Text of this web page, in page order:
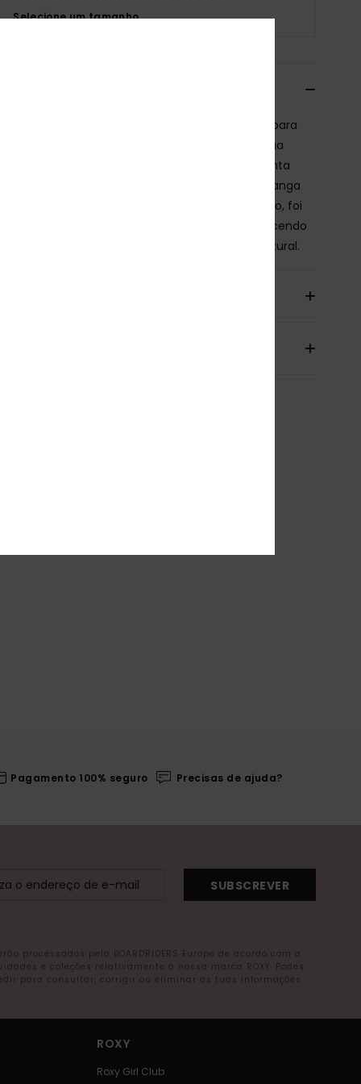
Selecione um tamanho
de amarrar Roxy de corte alto foi desenhada para
as suas pernas e acentuar as curvas com a sua
alta nos quadris. A tanga de amarrar está pronta
a aventura — o ajuste perfeito sempre. A nossa tanga
sem costura e sem elásticos, estilo ousado, foi
para abraçar as curvas sem marcar, oferecendo
liso e esculpido que realça a sua forma natural.
Pagamento 100% seguro Precisas de ajuda?
SUBSCREVER
pela BOARDRIDERS Europe de acordo com a
e coleções relativamente à nossa marca ROXY. Podes
para consultar, corrigir ou eliminar as tuas informações
ROXY
Roxy Girl Club